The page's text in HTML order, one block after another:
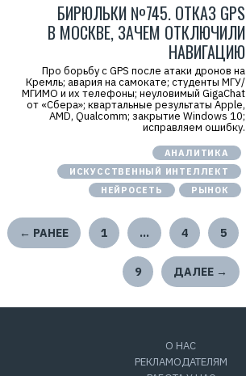
БИРЮЛЬКИ №745. ОТКАЗ GPS
В МОСКВЕ, ЗАЧЕМ ОТКЛЮЧИЛИ
НАВИГАЦИЮ
Про борьбу с GPS после атаки дронов на
Кремль; авария на самокате; студенты МГУ/
МГИМО и их телефоны; неуловимый GigaChat
от «Сбера»; квартальные результаты Apple,
AMD, Qualcomm; закрытие Windows 10;
исправляем ошибку.
АНАЛИТИКА
ИСКУССТВЕННЫЙ ИНТЕЛЛЕКТ
НЕЙРОСЕТЬ
РЫНОК
← РАНЕЕ 1 … 4 5
9 ДАЛЕЕ →
О НАС
РЕКЛАМОДАТЕЛЯМ